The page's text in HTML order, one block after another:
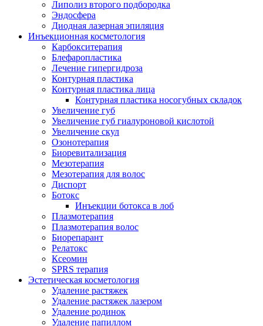
Липолиз второго подбородка
Эндосфера
Диодная лазерная эпиляция
Инъекционная косметология
Карбокситерапия
Блефаропластика
Лечение гипергидроза
Контурная пластика
Контурная пластика лица
Контурная пластика носогубных складок
Увеличение губ
Увеличение губ гиалуроновой кислотой
Увеличение скул
Озонотерапия
Биоревитализация
Мезотерапия
Мезотерапия для волос
Диспорт
Ботокс
Инъекции ботокса в лоб
Плазмотерапия
Плазмотерапия волос
Биорепарант
Релатокс
Ксеомин
SPRS терапия
Эстетическая косметология
Удаление растяжек
Удаление растяжек лазером
Удаление родинок
Удаление папиллом